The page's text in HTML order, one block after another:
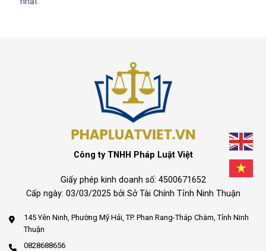
Công ty TNHH Pháp Luật Việt
Giấy phép kinh doanh số: 4500671652
Cấp ngày: 03/03/2025 bởi Sở Tài Chính Tỉnh Ninh Thuận
145 Yên Ninh, Phường Mỹ Hải, TP. Phan Rang-Tháp Chàm, Tỉnh Ninh
Thuận
0828688656